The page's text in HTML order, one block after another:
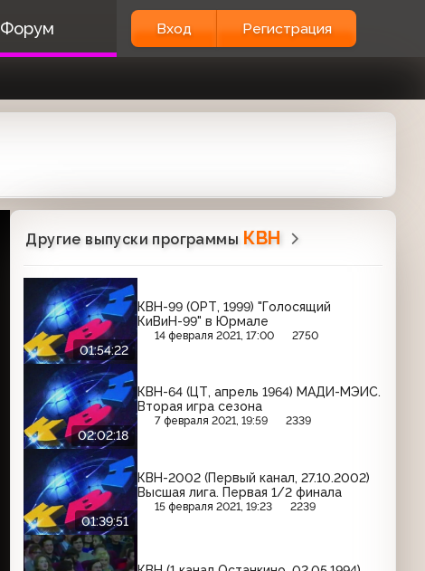
Форум Вход Регистрация
Другие выпуски программы КВН
01:54:22
КВН-99 (ОРТ, 1999) "Голосящий
КиВиН-99" в Юрмале
14 февраля 2021, 17:00 2750
02:02:18
КВН-64 (ЦТ, апрель 1964) МАДИ-МЭИС.
Вторая игра сезона
7 февраля 2021, 19:59 2339
01:39:51
КВН-2002 (Первый канал, 27.10.2002)
Высшая лига. Первая 1/2 финала
15 февраля 2021, 19:23 2239